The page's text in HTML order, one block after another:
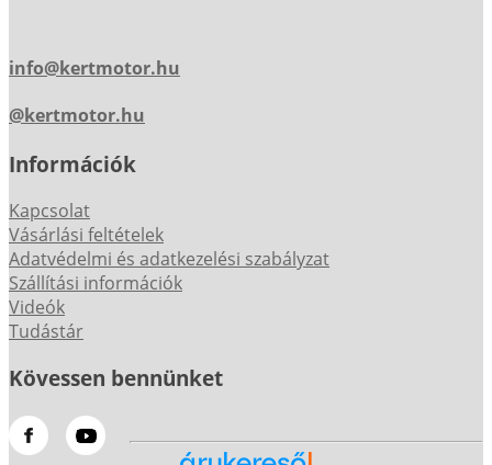
info@kertmotor.hu
@kertmotor.hu
Információk
Kapcsolat
Vásárlási feltételek
Adatvédelmi és adatkezelési szabályzat
Szállítási információk
Videók
Tudástár
Kövessen bennünket